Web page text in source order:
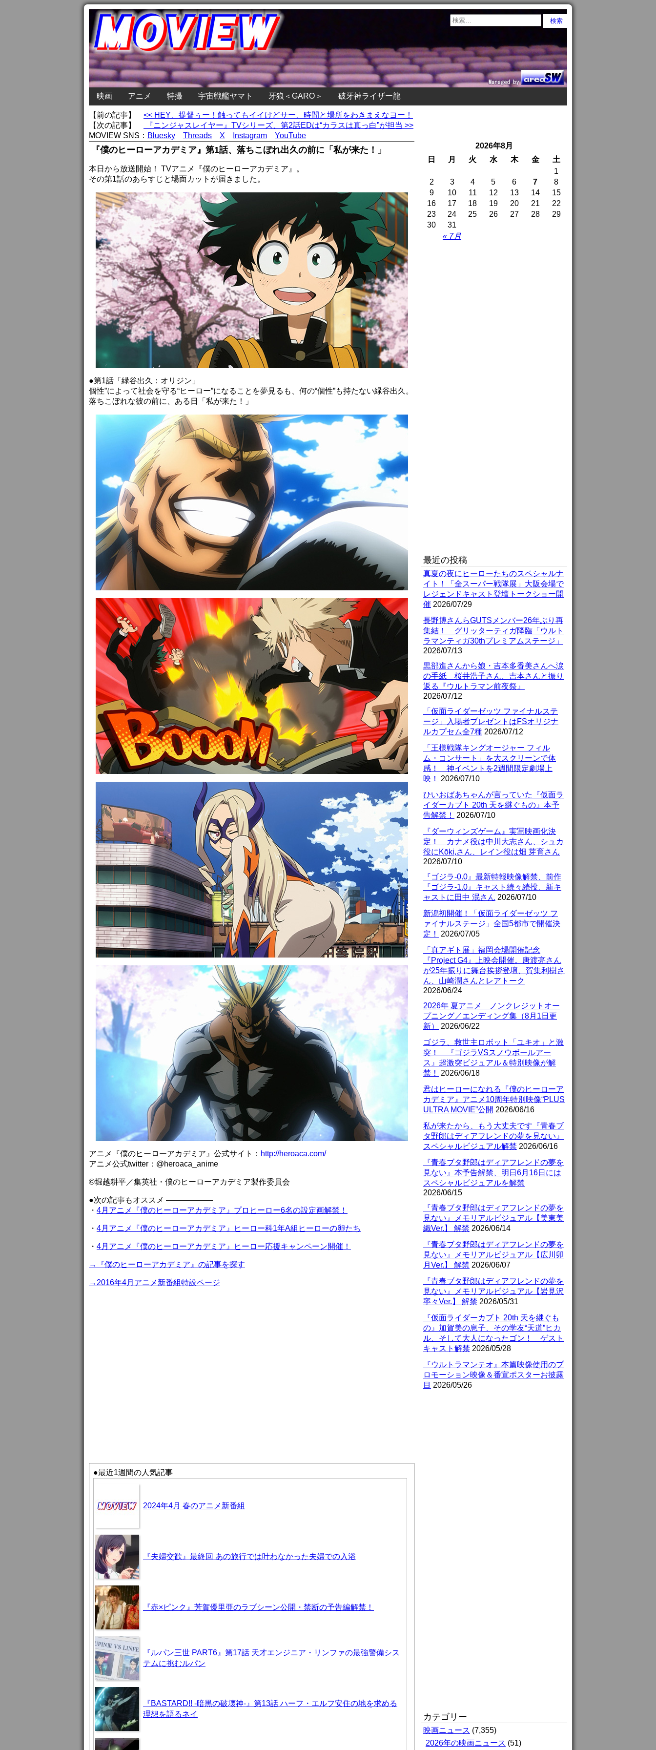
映画 アニメ 特撮 宇宙戦艦ヤマト 牙狼＜GARO＞ 破牙神ライザー龍
【前の記事】 << HEY、提督ぅー！触ってもイイけどサー、時間と場所をわきまえなヨー！
【次の記事】
『ニンジャスレイヤー』TVシリーズ、第2話EDは“カラスは真っ白”が担当 >>
MOVIEW SNS： Bluesky Threads X Instagram YouTube
『僕のヒーローアカデミア』第1話、落ちこぼれ出久の前に「私が来た！」
本日から放送開始！ TVアニメ『僕のヒーローアカデミア』。
その第1話のあらすじと場面カットが届きました。
●第1話「緑谷出久：オリジン」
個性”によって社会を守る“ヒーロー”になることを夢見るも、何の“個性”も持たない緑谷出久。
落ちこぼれな彼の前に、ある日「私が来た！」
アニメ『僕のヒーローアカデミア』公式サイト： http://heroaca.com/
アニメ公式twitter：@heroaca_anime
©堀越耕平／集英社・僕のヒーローアカデミア製作委員会
●次の記事もオススメ ——————
・ 4月アニメ『僕のヒーローアカデミア』プロヒーロー6名の設定画解禁！
・ 4月アニメ『僕のヒーローアカデミア』ヒーロー科1年A組ヒーローの卵たち
・ 4月アニメ『僕のヒーローアカデミア』ヒーロー応援キャンペーン開催！
→『僕のヒーローアカデミア』の記事を探す
→2016年4月アニメ新番組特設ページ
●最近1週間の人気記事
2024年4月 春のアニメ新番組
『夫婦交歓』最終回 あの旅行では叶わなかった夫婦での入浴
『赤×ピンク』芳賀優里亜のラブシーン公開・禁断の予告編解禁！
『ルパン三世 PART6』第17話 天才エンジニア・リンファの最強警備シス
テムに挑むルパン
『BASTARD!! -暗黒の破壊神-』第13話 ハーフ・エルフ安住の地を求める
理想を語るネイ
2026年8月
日
月 火 水 木 金 土
« 7月
1
2
3 4 5 6 7
8
9
10 11 12 13 14
15
16
17 18 19 20 21
22
23
24 25 26 27 28
29
30
31
最近の投稿
真夏の夜にヒーローたちのスペシャルナ
イト！「全スーパー戦隊展」大阪会場で
レジェンドキャスト登壇トークショー開
催 2026/07/29
長野博さんらGUTSメンバー26年ぶり再
集結！ グリッターティガ降臨「ウルト
ラマンティガ30thプレミアムステージ」
2026/07/13
黒部進さんから娘・吉本多香美さんへ涙
の手紙 桜井浩子さん、吉本さんと振り
返る『ウルトラマン前夜祭』
2026/07/12
「仮面ライダーゼッツ ファイナルステ
ージ」入場者プレゼントはFSオリジナ
ルカプセム全7種 2026/07/12
「王様戦隊キングオージャー フィル
ム・コンサート」を大スクリーンで体
感！ 神イベントを2週間限定劇場上
映！
2026/07/10
ひいおばあちゃんが言っていた『仮面ラ
イダーカブト 20th 天を継ぐもの』本予
告解禁！
2026/07/10
『ダーウィンズゲーム』実写映画化決
定！ カナメ役は中川大志さん、シュカ
役にKōki,さん、レイン役は畑 芽育さん
2026/07/10
『ゴジラ-0.0』最新特報映像解禁、前作
『ゴジラ-1.0』キャスト続々続投、新キ
ャストに田中 泯さん 2026/07/10
新潟初開催！「仮面ライダーゼッツ フ
ァイナルステージ」全国5都市で開催決
定！
2026/07/05
「真アギト展」福岡会場開催記念
『Project G4』上映会開催。唐渡亮さん
が25年振りに舞台挨拶登壇、賀集利樹さ
ん、山崎潤さんとレアトーク
2026/06/24
2026年 夏アニメ ノンクレジットオー
プニング／エンディング集（8月1日更
新）
2026/06/22
ゴジラ、救世主ロボット「ユキオ」と激
突！ 『ゴジラVSスノウボールアー
ス』超激突ビジュアル＆特別映像が解
禁！
2026/06/18
君はヒーローになれる『僕のヒーローア
カデミア』アニメ10周年特別映像“PLUS
ULTRA MOVIE”公開 2026/06/16
私が来たから、もう大丈夫です『青春ブ
タ野郎はディアフレンドの夢を見ない』
スペシャルビジュアル解禁 2026/06/16
『青春ブタ野郎はディアフレンドの夢を
見ない』本予告解禁、明日6月16日には
スペシャルビジュアルを解禁
2026/06/15
『青春ブタ野郎はディアフレンドの夢を
見ない』メモリアルビジュアル【美東美
織Ver.】 解禁 2026/06/14
『青春ブタ野郎はディアフレンドの夢を
見ない』メモリアルビジュアル【広川卯
月Ver.】 解禁 2026/06/07
『青春ブタ野郎はディアフレンドの夢を
見ない』メモリアルビジュアル【岩見沢
寧々Ver.】 解禁 2026/05/31
『仮面ライダーカブト 20th 天を継ぐも
の』加賀美の息子、その学友“天道”ヒカ
ル、そして大人になったゴン！ ゲスト
キャスト解禁 2026/05/28
『ウルトラマンテオ』本篇映像使用のプ
ロモーション映像＆番宣ポスターお披露
目 2026/05/26
カテゴリー
映画ニュース (7,355)
2026年の映画ニュース (51)